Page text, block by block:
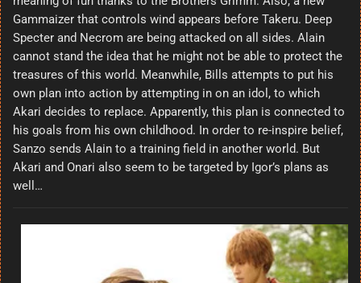
Gammaizer that controls wind appears before Takeru. Deep
Specter and Necrom are being attacked on all sides. Alain
cannot stand the idea that he might not be able to protect the
treasures of this world. Meanwhile, Bills attempts to put his
own plan into action by attempting in on an idol, to which
Akari decides to replace. Apparently, this plan is connected to
his goals from his own childhood. In order to re-inspire belief,
Sanzo sends Alain to a training field in another world. But
Akari and Onari also seem to be targeted by Igor’s plans as
well…